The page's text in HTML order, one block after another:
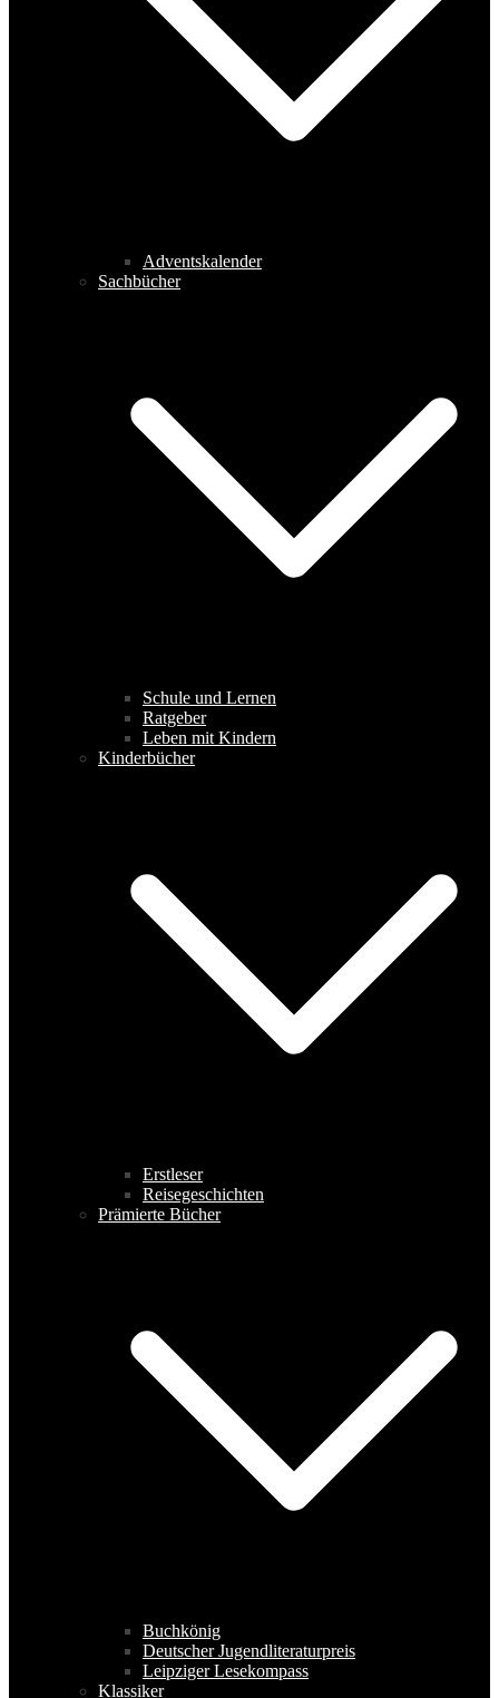
Adventskalender
Sachbücher
Schule und Lernen
Ratgeber
Leben mit Kindern
Kinderbücher
Erstleser
Reisegeschichten
Prämierte Bücher
Buchkönig
Deutscher Jugendliteraturpreis
Leipziger Lesekompass
Klassiker